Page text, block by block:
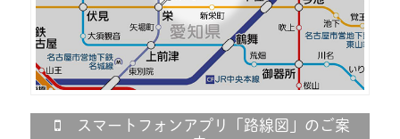
スマートフォンアプリ「路線図」のご案